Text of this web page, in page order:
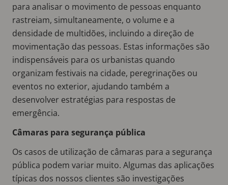
para analisar o movimento de pessoas enquanto
rastreiam, simultaneamente, o volume e a
densidade de multidões, incluindo a direção de
movimentação das pessoas. Estas informações são
indispensáveis para os urbanistas quando
organizam festivais na cidade, peregrinações ou
eventos no exterior, ajudando também a
desenvolver estratégias para respostas de
emergência.
Câmaras para segurança pública
Os casos de utilização de câmaras para a segurança
pública podem variar muito. Algumas das aplicações
típicas dos nossos clientes são investigações